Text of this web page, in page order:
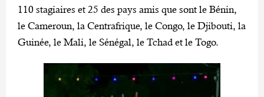
110 stagiaires et 25 des pays amis que sont le Bénin,
le Cameroun, la Centrafrique, le Congo, le Djibouti, la
Guinée, le Mali, le Sénégal, le Tchad et le Togo.